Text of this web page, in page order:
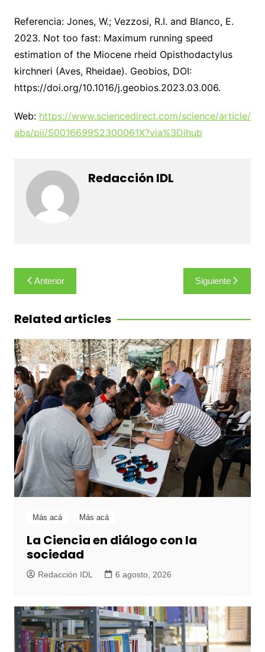
Referencia: Jones, W.; Vezzosi, R.I. and Blanco, E.
2023. Not too fast: Maximum running speed
estimation of the Miocene rheid Opisthodactylus
kirchneri (Aves, Rheidae). Geobios, DOI:
https://doi.org/10.1016/j.geobios.2023.03.006.
Web: https://www.sciencedirect.com/science/article/
abs/pii/S001669952300061X?via%3Dihub
Redacción IDL
Navegación
de
entradas
Anterior Siguiente
Related articles
Más acá Más acá
La Ciencia en diálogo con la
sociedad
Redacción IDL 6 agosto, 2026